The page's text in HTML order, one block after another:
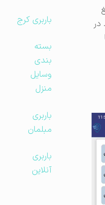
باربری کرج
بسته
بندی
وسایل
منزل
باربری
مبلمان
باربری
آنلاین